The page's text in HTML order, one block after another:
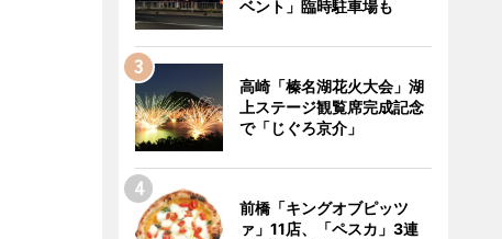
ベント」臨時駐車場も
高崎「榛名湖花火大会」湖
上ステージ観覧席完成記念
で「じぐろ京介」
前橋「キングオブピッツ
ァ」11店、「ペスカ」3連